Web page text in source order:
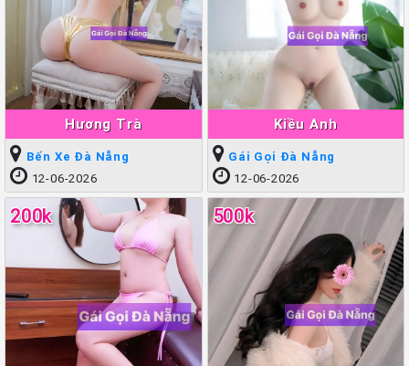
Hương Trà
Bến Xe Đà Nẵng
12-06-2026
Kiều Anh
Gái Gọi Đà Nẵng
12-06-2026
200k 500k